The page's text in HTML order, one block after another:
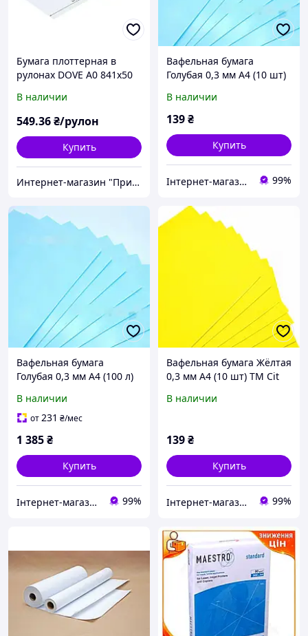
Бумага плоттерная в
рулонах DOVE А0 841х50
В наличии
549.36₴/рулон
Купить
Интернет-магазин "Принтек"
Вафельная бумага
Голубая 0,3 мм А4 (10 шт)
В наличии
139₴
Купить
Інтернет-магазин "УкрПласт" 99%
Вафельная бумага
Голубая 0,3 мм А4 (100 л)
В наличии
от231 ₴/мес
1 385₴
Купить
Інтернет-магазин "УкрПласт" 99%
Вафельная бумага Жёлтая
0,3 мм А4 (10 шт) ТМ Cit
В наличии
139₴
Купить
Інтернет-магазин "УкрПласт" 99%